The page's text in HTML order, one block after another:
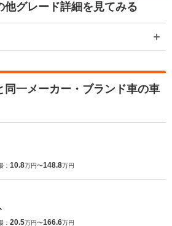
他グレード詳細を見てみる
同一メーカー・ブランド車の車
： 10.8万円〜148.8万円
： 20.5万円〜166.6万円